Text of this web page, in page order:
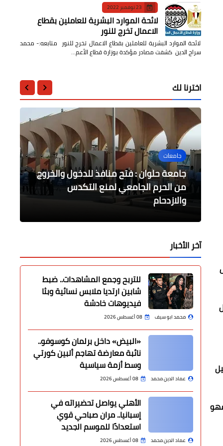
أفضل
الاب فهو
23 نوفمبر 2022
لائحة الموارد البشرية للعاملين بقطاع
الاعمال تخرج للنور
لائحة الموارد البشرية للعاملين بقطاع الاعمال تخرج للنور متابعه:- محمد
سراج الدين كشفت مصادر مؤكدة بوزارة قطاع الأعم…
اخترنا لك
جامعات
جامعة حلوان : فتح منافذ للدخول والخروج
من الحرم الجامعي لمنع التكدس
والازدحام
محافظات
محافظ الجيزة يعتمد تعريفات الركوب
الجديدة لخطوط السرفيس الداخلية
والأقاليم
أخبار مصر
تعريفة الركوب الجديدة بمواقف الأقاليم
من القاهرة للمحافظات
حوادث وقضايا
فقد عقله في طابور المدرسة واطلق
طلقات لا تنتهي من سلاح والده
محافظات
تشكيل لجنة لتحديد أسعار تعريفة الركوب
الجديدة
آخر الأخبار
للتربح وجمع المشاهدات.. ضبط
شابين ارتديا ملابس نسائية وبثا
فيديوهات خادشة
محمد ابو سيف 08 أغسطس 2026
«البيض» داخل برلمان كوسوفو..
نائبة معارضة تهاجم ألبين كورتي
وسط أزمة سياسية
عماد الدين محمد 08 أغسطس 2026
الأهلي يواصل تحضيراته في
إسبانيا.. مران صباحي قوي
استعدادًا للموسم الجديد
عماد الدين محمد 08 أغسطس 2026